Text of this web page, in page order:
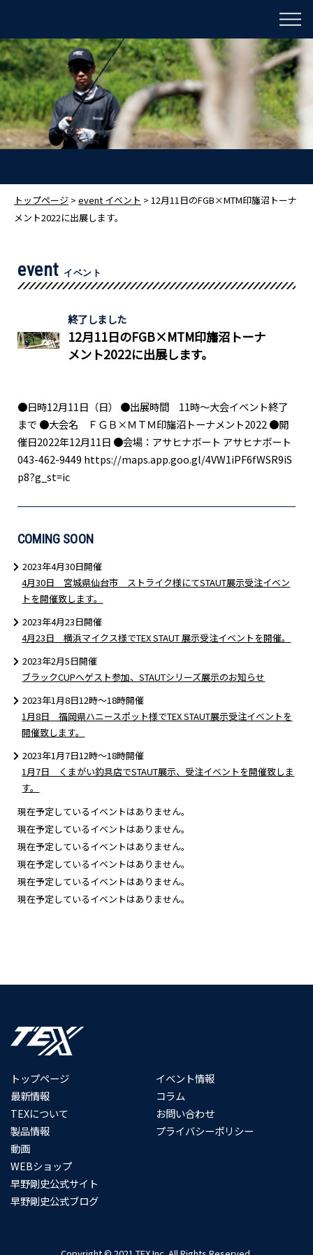
トップページ > event イベント > 12月11日のFGB×MTM印旛沼トーナ
メント2022に出展します。
event イベント
終了しました
12月11日のFGB×MTM印旛沼トーナ
メント2022に出展します。
●日時12月11日（日） ●出展時間 11時〜大会イベント終了
まで ●大会名 ＦＧＢ×ＭＴＭ印旛沼トーナメント2022 ●開
催日2022年12月11日 ●会場：アサヒナボート アサヒナボート
043-462-9449 https://maps.app.goo.gl/4VW1iPF6fWSR9iS
p8?g_st=ic
COMING SOON
2023年4月30日開催
4月30日 宮城県仙台市 ストライク様にてSTAUT展示受注イベン
トを開催致します。
2023年4月23日開催
4月23日 横浜マイクス様でTEX STAUT 展示受注イベントを開催。
2023年2月5日開催
ブラックCUPへゲスト参加、STAUTシリーズ展示のお知らせ
2023年1月8日12時〜18時開催
1月8日 福岡県ハニースポット様でTEX STAUT展示受注イベントを
開催致します。
2023年1月7日12時〜18時開催
1月7日 くまがい釣具店でSTAUT展示、受注イベントを開催致しま
す。
現在予定しているイベントはありません。
現在予定しているイベントはありません。
現在予定しているイベントはありません。
現在予定しているイベントはありません。
現在予定しているイベントはありません。
現在予定しているイベントはありません。
トップページ
最新情報
TEXについて
製品情報
動画
イベント情報
コラム
お問い合わせ
プライバシーポリシー
WEBショップ
早野剛史公式サイト
早野剛史公式ブログ